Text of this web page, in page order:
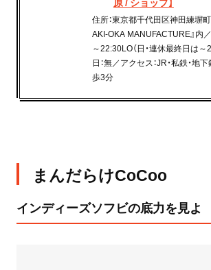
住所：東京都千代田区神田練塀
AKI-OKA MANUFACTURE』内
～22:30LO（日・連休最終日は～
日：無／アクセス：JR・私鉄・地
歩3分
まんだらけCoCoo
インディーズソフビの底力を見よ